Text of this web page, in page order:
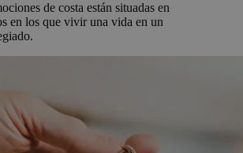
de costa están situadas en
en los que vivir una vida en un